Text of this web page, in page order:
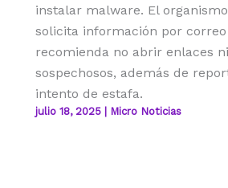
instalar malware. El
solicita información por
recomienda no abrir enlaces
sospechosos, además de
intento de estafa.
julio 18, 2025 Micro Noticias